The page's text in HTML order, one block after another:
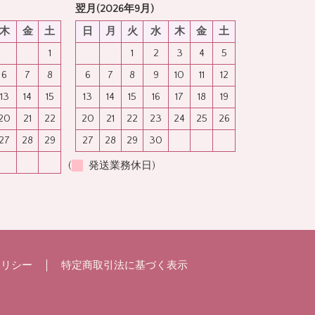
金
土
1
6
7
8
13
14
15
21
22
28 29
翌月(2026年9月)
日
月 火 水 木 金
土
1
2 3 4
5
6
7 8 9 10 11
12
13
14 15 16 17 18
19
20
21 22 23 24 25
26
27
28 29 30
( 発送業務休日)
シー 特定商取引法に基づく表示